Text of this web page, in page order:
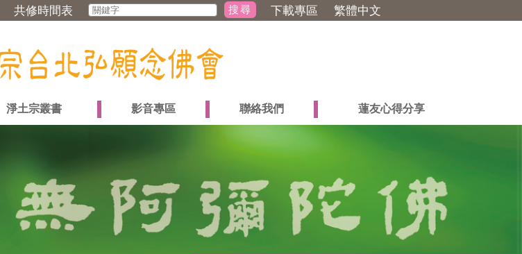
共修時間表 下載專區 繁體中文
淨土宗叢書 影音專區 聯絡我們 蓮友心得分享